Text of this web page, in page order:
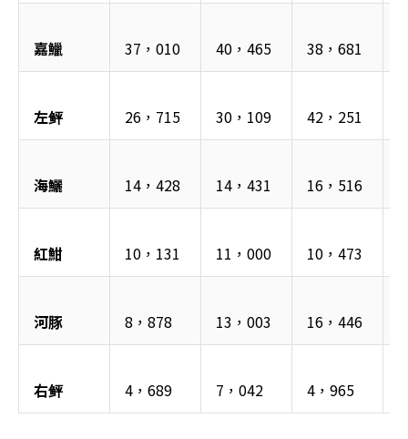
嘉鱲 37，010 40，465 38，681
左鲆 26，715 30，109 42，251
海鱺 14，428 14，431 16，516
紅魽 10，131 11，000 10，473
河豚 8，878 13，003 16，446
右鲆 4，689 7，042 4，965